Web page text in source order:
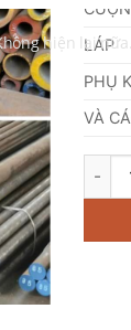
CUỘN
LÁP
PHỤ
VÀ